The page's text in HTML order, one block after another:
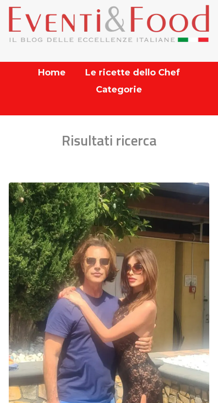
Home
Le ricette dello Chef
Categorie
Risultati ricerca